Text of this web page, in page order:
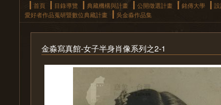
首頁
目錄導覽 典藏機構與計畫 公開徵選計畫 銘傳大學
愛好者作品蒐研暨數位典藏計畫
吳金淼作品集
金淼寫真館-女子半身肖像系列之2-1